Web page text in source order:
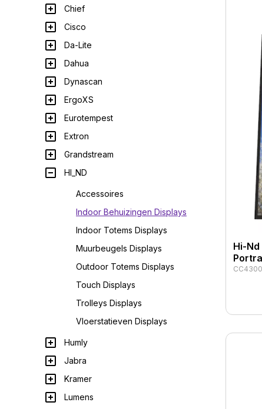
Chief
Cisco
Da-Lite
Dahua
Dynascan
ErgoXS
Eurotempest
Extron
Grandstream
HI_ND
Accessoires
Indoor Behuizingen Displays
Indoor Totems Displays
Muurbeugels Displays
Outdoor Totems Displays
Touch Displays
Trolleys Displays
Vloerstatieven Displays
Humly
Jabra
Kramer
Lumens
Hi-